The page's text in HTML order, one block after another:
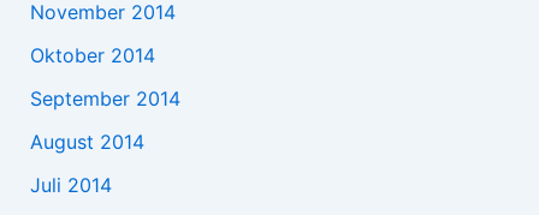
November 2014
Oktober 2014
September 2014
August 2014
Juli 2014